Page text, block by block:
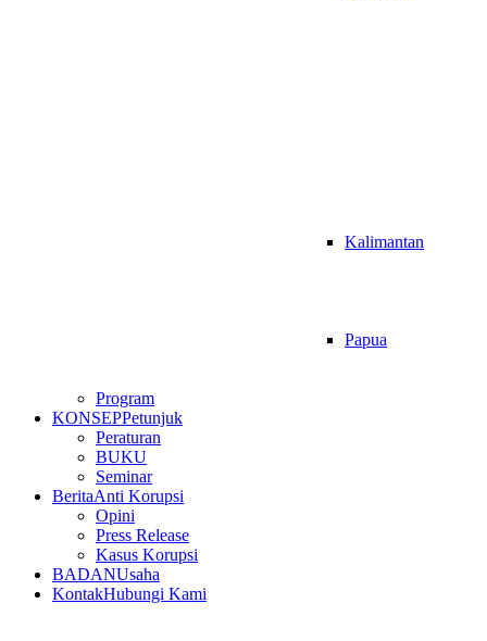
Kalimantan
Papua
Program
KONSEPPetunjuk
Peraturan
BUKU
Seminar
BeritaAnti Korupsi
Opini
Press Release
Kasus Korupsi
BADANUsaha
KontakHubungi Kami